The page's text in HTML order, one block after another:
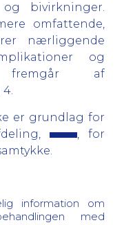
bivirkninger.
omfattende,
nærliggende
og
fremgår af
4.
er grundlag for
, for
information om
med